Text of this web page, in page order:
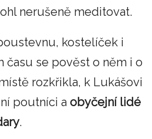
nerušeně meditovat.
kostelíček i
času se pověst o něm i o
rozkřikla, k Lukášovi
poutníci a obyčejní lidé
.